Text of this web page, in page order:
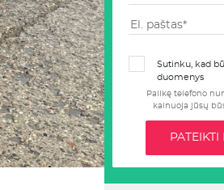
Sutinku, kad
duomenys
Palikę telefono
kainuoja jūsų